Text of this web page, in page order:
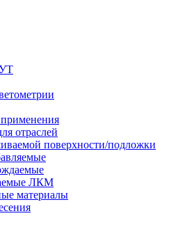
отраслей
поверхности/подложки
ЛКМ
материалы